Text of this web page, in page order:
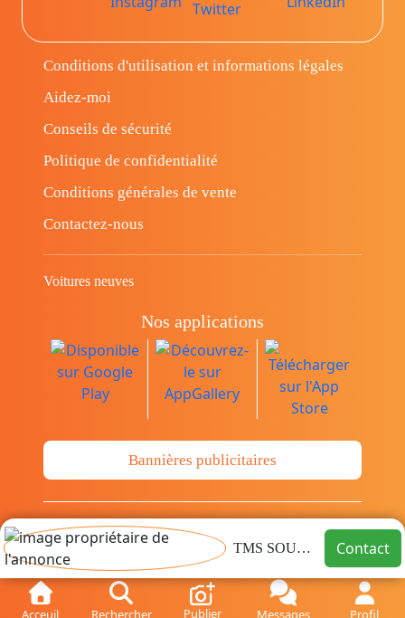
Acceuil Rechercher Publier Messages Profil
TMS SOUSSE Contact
Conditions d'utilisation et informations légales
Aidez-moi
Conseils de sécurité
Politique de confidentialité
Conditions générales de vente
Contactez-nous
Voitures neuves
Nos applications
Bannières publicitaires
© Copyright 2014-2026 Cava.tn Limited Tous
les droits sont réservés.